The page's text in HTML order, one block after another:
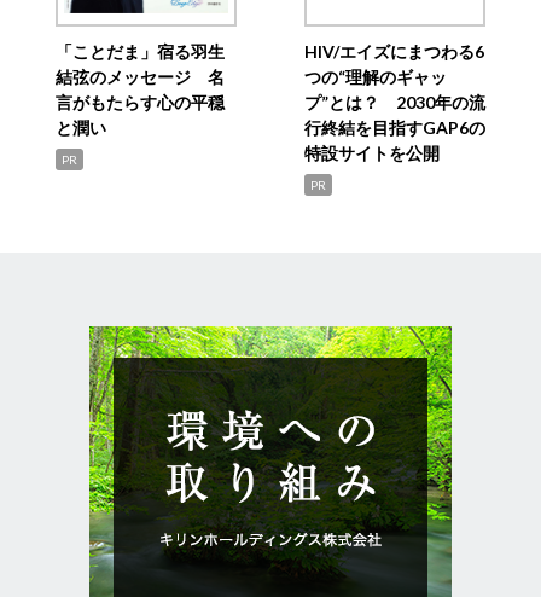
「ことだま」宿る羽生
結弦のメッセージ 名
言がもたらす心の平穏
と潤い
PR
HIV/エイズにまつわる6
つの“理解のギャッ
プ”とは？ 2030年の流
行終結を目指すGAP6の
特設サイトを公開
PR